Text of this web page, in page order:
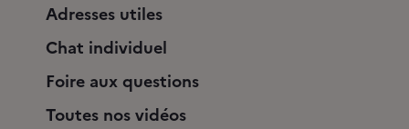
Adresses utiles
Chat individuel
Foire aux questions
Toutes nos vidéos